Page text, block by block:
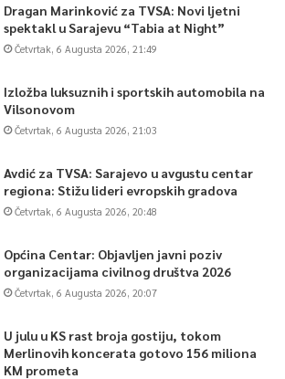
Dragan Marinković za TVSA: Novi ljetni
spektakl u Sarajevu “Tabia at Night”
Četvrtak, 6 Augusta 2026, 21:49
Izložba luksuznih i sportskih automobila na
Vilsonovom
Četvrtak, 6 Augusta 2026, 21:03
Avdić za TVSA: Sarajevo u avgustu centar
regiona: Stižu lideri evropskih gradova
Četvrtak, 6 Augusta 2026, 20:48
Općina Centar: Objavljen javni poziv
organizacijama civilnog društva 2026
Četvrtak, 6 Augusta 2026, 20:07
U julu u KS rast broja gostiju, tokom
Merlinovih koncerata gotovo 156 miliona
KM prometa